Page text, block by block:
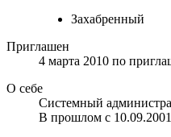
Захабренный
Приглашен
4 марта 2010 по
О себе
Системный
В прошлом с